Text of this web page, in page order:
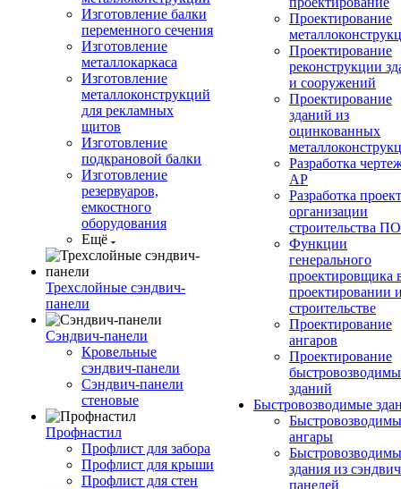
Изготовление балки
переменного сечения
Изготовление
металлокаркаса
Изготовление
металлоконструкций
для рекламных
щитов
Изготовление
подкрановой балки
Изготовление
резервуаров,
емкостного
оборудования
Ещё
Трехслойные сэндвич-
панели
Сэндвич-панели
Кровельные
сэндвич-панели
Сэндвич-панели
стеновые
Профнастил
Профлист для забора
Профлист для крыши
Профлист для стен
Проектирование
Проектирование
реконструкции
и сооружений
Проектирование
зданий из
оцинкованных
Разработка
АР
Разработка
организации
строительства
Функции
генерального
проектировщика
проектировании
строительстве
Проектирование
ангаров
Проектирование
зданий
Быстровозводимые
ангары
здания из сэндвич
панелей